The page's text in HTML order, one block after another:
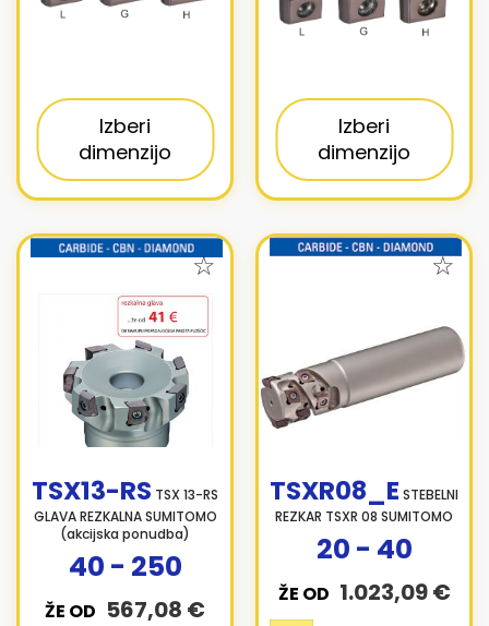
Izberi
dimenzijo
Izberi
dimenzijo
TSX13-RS TSX 13-RS
GLAVA REZKALNA SUMITOMO
(akcijska ponudba)
ŽE OD 567,08 €
40 - 250
TSXR08_E STEBELNI
REZKAR TSXR 08 SUMITOMO
ŽE OD 1.023,09 €
20 - 40